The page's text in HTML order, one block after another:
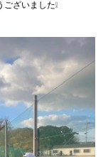
ざいました❕